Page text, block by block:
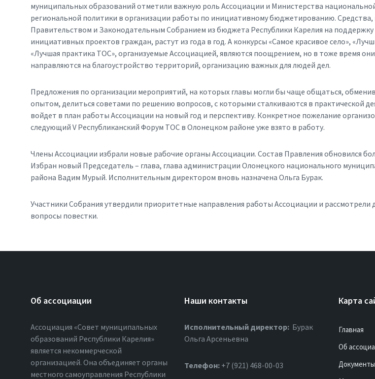
муниципальных образований отметили важную роль Ассоциации и Министерства
региональной политики в организации работы по инициативному бюджетированию.
Правительством и Законодательным Собранием из бюджета Республики Карелия на поддержку
инициативных проектов граждан, растут из года в год. А конкурсы «Самое красивое село»,
«Лучшая практика ТОС», организуемые Ассоциацией, являются поощрением, но в тоже время они
направляются на благоустройство территорий, организацию важных для людей дел.
Предложения по организации мероприятий, на которых главы могли бы чаще общаться,
опытом, делиться советами по решению вопросов, с которыми сталкиваются в практической
войдет в план работы Ассоциации на новый год и перспективу. Конкретное пожелание
следующий V Республиканский Форум ТОС в Олонецком районе уже взято в работу.
Члены Ассоциации избрали новые рабочие органы Ассоциации. Состав Правления обновился
Избран новый Председатель – глава, глава администрации Олонецкого национального
района Вадим Мурый. Исполнительным директором вновь назначена Ольга Бурак.
Участники Собрания утвердили приоритетные направления работы Ассоциации и рассмотрели
вопросы повестки.
Об ассоциации
Ассоциация «Совет муниципальных
образований Республики Карелия»
является некоммерческой
организацией. Она объединяет органы
местного самоуправления Республики
Наши контакты
Исполнительный директор: Бурак
Ольга Арсеньевна
Телефон: +7 (921) 468-00-03
Карта
Главная
Об
Документы